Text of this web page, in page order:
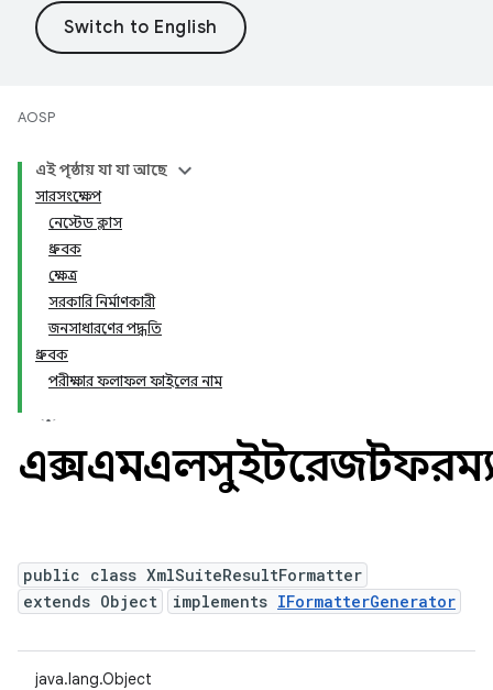
AOSP
এই পৃষ্ঠায় যা যা আছে
সারসংক্ষেপ
নেস্টেড ক্লাস
ধ্রুবক
ক্ষেত্র
সরকারি নির্মাণকারী
জনসাধারণের পদ্ধতি
ধ্রুবক
পরীক্ষার ফলাফল ফাইলের নাম
public class XmlSuiteResultFormatter
extends Object
implements IFormatterGenerator
java.lang.Object